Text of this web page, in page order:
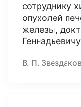
сотруднику
опухолей
железы,
В. П.